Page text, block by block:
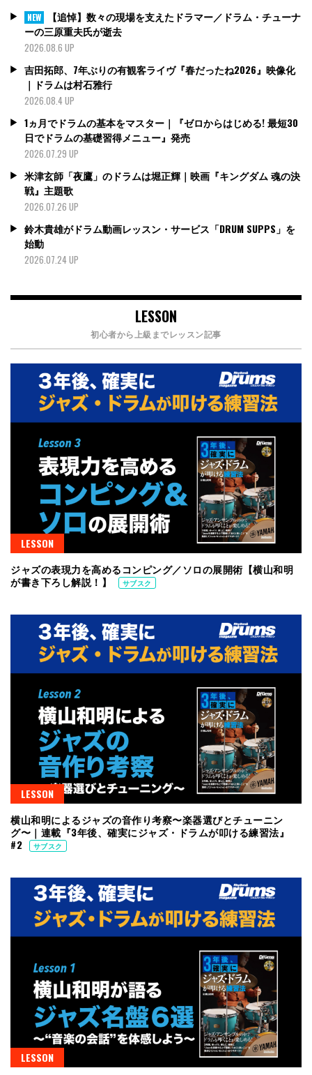
NEW
【追悼】数々の現場を支えたドラマー／ドラム・チューナ
ーの三原重夫氏が逝去
2026.08.6 UP
吉田拓郎、7年ぶりの有観客ライヴ『春だったね2026』映像化
｜ドラムは村石雅行
2026.08.4 UP
1ヵ月でドラムの基本をマスター｜『ゼロからはじめる! 最短30
日でドラムの基礎習得メニュー』発売
2026.07.29 UP
米津玄師「夜鷹」のドラムは堀正輝｜映画『キングダム 魂の決
戦』主題歌
2026.07.26 UP
鈴木貴雄がドラム動画レッスン・サービス「DRUM SUPPS」を
始動
2026.07.24 UP
LESSON
初心者から上級までレッスン記事
LESSON
ジャズの表現力を高めるコンピング／ソロの展開術【横山和明
が書き下ろし解説！】
サブスク
LESSON
横山和明によるジャズの音作り考察〜楽器選びとチューニン
グ〜｜連載『3年後、確実にジャズ・ドラムが叩ける練習法』
#2
サブスク
LESSON